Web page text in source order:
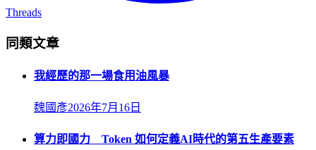
Threads
同類文章
我經歷的那一場食用油風暴
魏國彥2026年7月16日
算力即國力 Token 如何定義AI時代的第五生產要素